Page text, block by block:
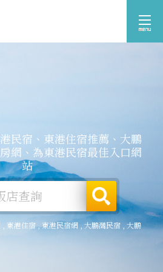
民宿、東港住宿推薦、大鵬
網、為東港民宿最佳入口網
站
東港住宿,東港民宿網,大鵬灣民宿 ,大鵬